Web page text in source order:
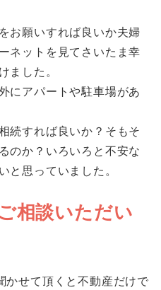
お願いすれば良いか夫婦
ネットを見てさいたま幸
ました。
にアパートや駐車場があ
続すれば良いか？そもそ
のか？いろいろと不安な
と思っていました。
相談いただい
かせて頂くと不動産だけで